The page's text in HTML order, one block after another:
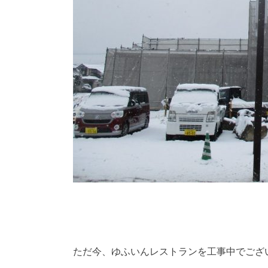
ただ今、ゆふいんレストランを工事中でござ